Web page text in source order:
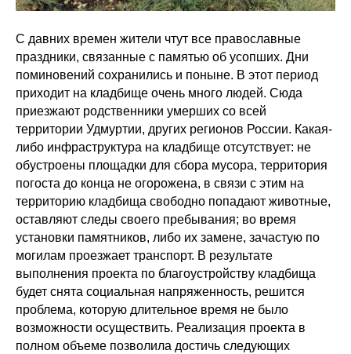
С давних времен жители чтут все православные
праздники, связанные с памятью об усопших. Дни
поминовений сохранились и поныне. В этот период
приходит на кладбище очень много людей. Сюда
приезжают родственники умерших со всей
территории Удмуртии, других регионов России. Какая-
либо инфраструктура на кладбище отсутствует: не
обустроены площадки для сбора мусора, территория
погоста до конца не огорожена, в связи с этим на
территорию кладбища свободно попадают животные,
оставляют следы своего пребывания; во время
установки памятников, либо их замене, зачастую по
могилам проезжает транспорт. В результате
выполнения проекта по благоустройству кладбища
будет снята социальная напряженность, решится
проблема, которую длительное время не было
возможности осуществить. Реализация проекта в
полном объеме позволила достичь следующих